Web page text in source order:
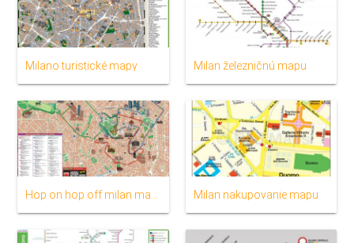
Milano turistické mapy Milan železničnú mapu
Milan nakupovanie mapu